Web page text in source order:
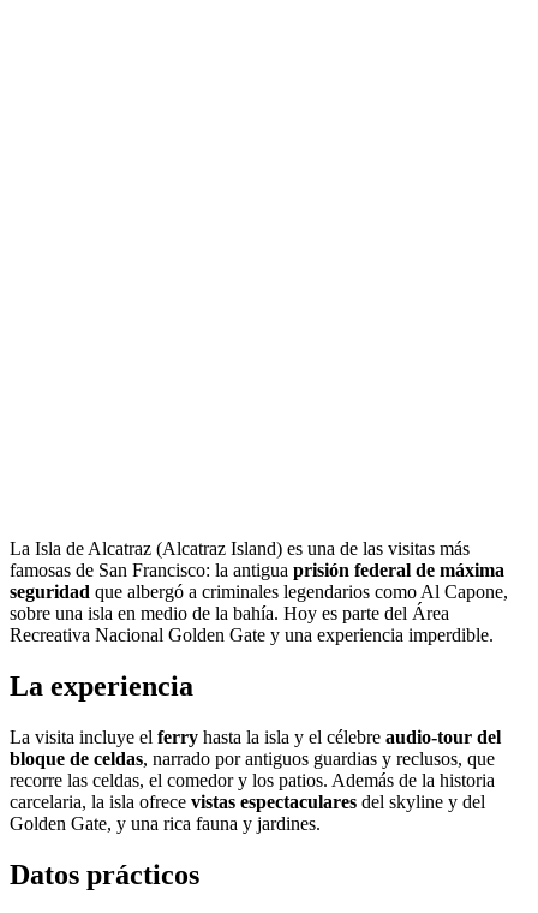
La Isla de Alcatraz (Alcatraz Island) es una de las visitas más
famosas de San Francisco: la antigua prisión federal de máxima
seguridad que albergó a criminales legendarios como Al Capone,
sobre una isla en medio de la bahía. Hoy es parte del Área
Recreativa Nacional Golden Gate y una experiencia imperdible.
La experiencia
La visita incluye el ferry hasta la isla y el célebre audio-tour del
bloque de celdas, narrado por antiguos guardias y reclusos, que
recorre las celdas, el comedor y los patios. Además de la historia
carcelaria, la isla ofrece vistas espectaculares del skyline y del
Golden Gate, y una rica fauna y jardines.
Datos prácticos